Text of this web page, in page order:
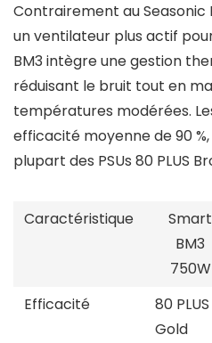
Contrairement au Seasonic
un ventilateur plus actif
BM3 intègre une gestion
réduisant le bruit tout en
températures modérées.
efficacité moyenne de 90
plupart des PSUs 80 PLUS
Caractéristique
Smart
BM3
750W
Efficacité
80 PLUS
Gold